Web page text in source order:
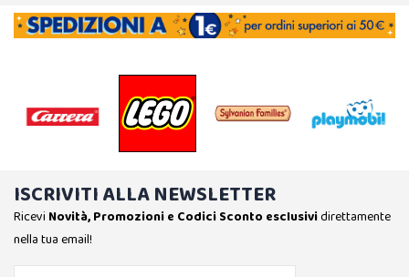
ISCRIVITI ALLA NEWSLETTER
Ricevi Novità, Promozioni e Codici Sconto esclusividirettamente
nella tua email!